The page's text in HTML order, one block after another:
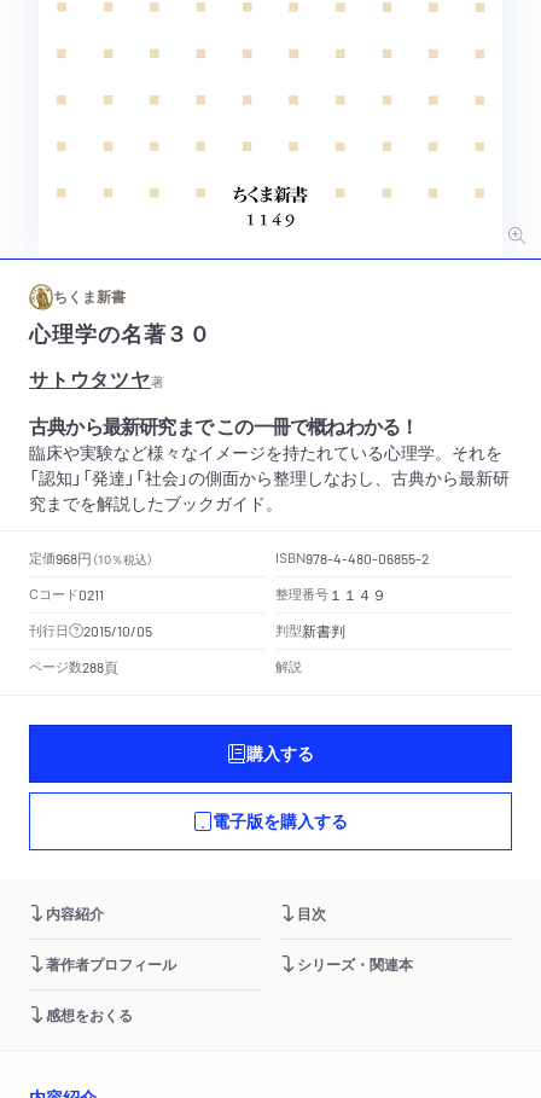
ちくま新書
心理学の名著３０
サトウタツヤ著
古典から最新研究まで この一冊で概ねわかる！
臨床や実験など様々なイメージを持たれている心理学。それを
「認知」「発達」「社会」の側面から整理しなおし、古典から最新研
究までを解説したブックガイド。
定価968円 （10％税込） ISBN978-4-480-06855-2
Cコード0211 整理番号 １１４９
刊行日 2015/10/05 判型新書判
ページ数288頁 解説
購入する
電子版を購入する
内容紹介 目次
著作者プロフィール シリーズ・関連本
感想をおくる